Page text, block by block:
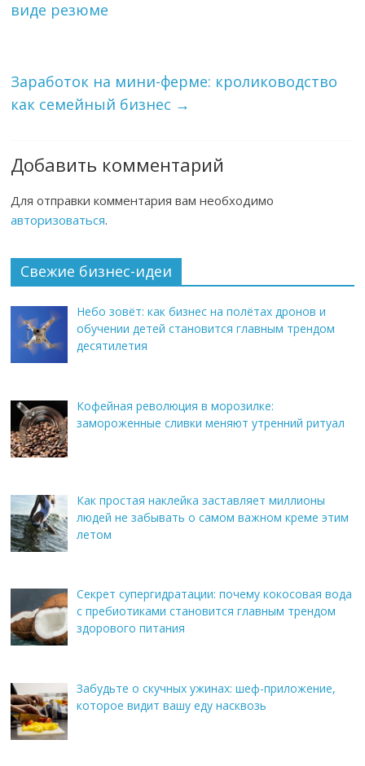
виде резюме
Заработок на мини-ферме: кролиководство
как семейный бизнес →
Добавить комментарий
Для отправки комментария вам необходимо
авторизоваться.
Свежие бизнес-идеи
Небо зовёт: как бизнес на полётах дронов и
обучении детей становится главным трендом
десятилетия
Кофейная революция в морозилке:
замороженные сливки меняют утренний ритуал
Как простая наклейка заставляет миллионы
людей не забывать о самом важном креме этим
летом
Секрет супергидратации: почему кокосовая вода
с пребиотиками становится главным трендом
здорового питания
Забудьте о скучных ужинах: шеф-приложение,
которое видит вашу еду насквозь